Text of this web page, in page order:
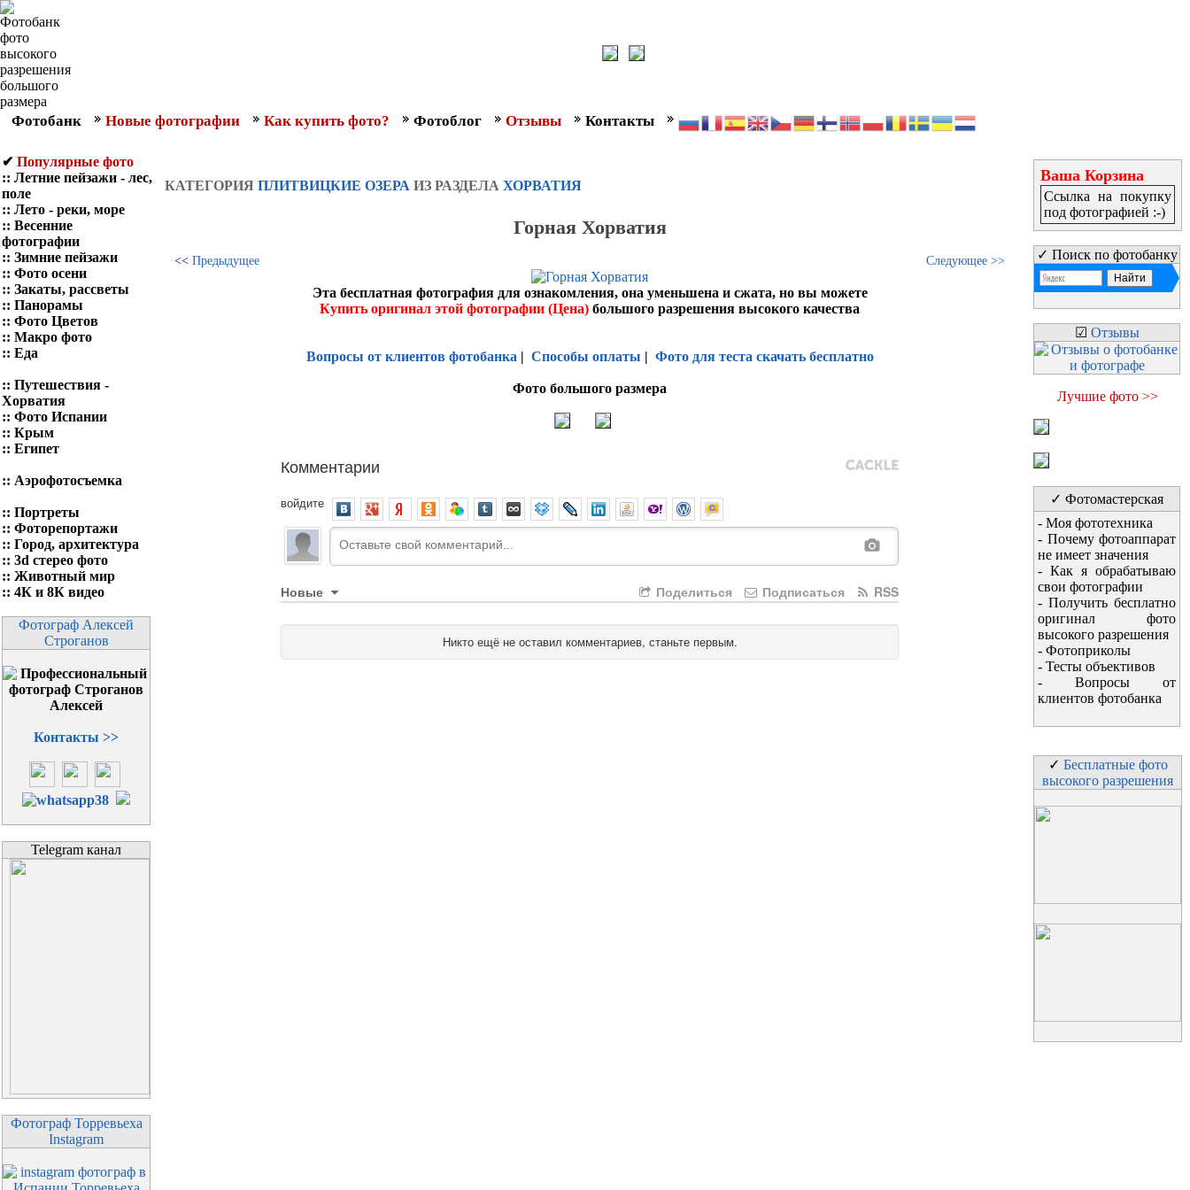
Фотобанк Новые фотографии Как купить фото? Фотоблог Отзывы Контакты
✔ Популярные фото
:: Летние пейзажи - лес,
поле
:: Лето - реки, море
:: Весенние
фотографии
:: Зимние пейзажи
:: Фото осени
:: Закаты, рассветы
:: Панорамы
:: Фото Цветов
:: Макро фото
:: Еда
:: Путешествия -
Хорватия
:: Фото Испании
:: Крым
:: Египет
:: Аэрофотосъемка
:: Портреты
:: Фоторепортажи
:: Город, архитектура
:: 3d стерео фото
:: Животный мир
:: 4К и 8К видео
Фотограф Алексей
Строганов
Контакты >>
Telegram канал
Фотограф Торревьеха
Instagram
КАТЕГОРИЯ ПЛИТВИЦКИЕ ОЗЕРА ИЗ РАЗДЕЛА ХОРВАТИЯ
Горная Хорватия
<< Предыдущее Следующее >>
Эта бесплатная фотография для ознакомления, она уменьшена и сжата, но вы можете
Купить оригинал этой фотографии (Цена) большого разрешения высокого качества
Вопросы от клиентов фотобанка| Способы оплаты Фото для теста скачать бесплатно
Фото большого размера
Комментарии
войдите
Новые RSS
Подписаться
Поделиться
Никто ещё не оставил комментариев, станьте первым.
Ваша Корзина
Ссылка на покупку
под фотографией :-)
✓ Поиск по фотобанку
☑ Отзывы
Лучшие фото >>
✓ Фотомастерская
- Моя фототехника
- Почему фотоаппарат
не имеет значения
- Как я обрабатываю
свои фотографии
- Получить бесплатно
оригинал фото
высокого разрешения
- Фотоприколы
- Тесты объективов
- Вопросы от
клиентов фотобанка
✓ Бесплатные фото
высокого разрешения